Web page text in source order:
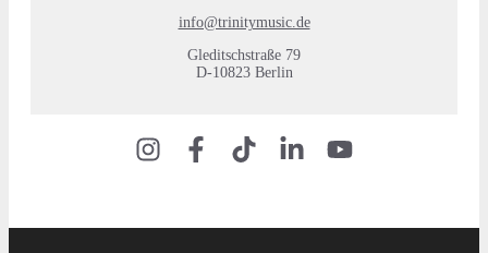
info@trinitymusic.de
Gleditschstraße 79
D-10823 Berlin